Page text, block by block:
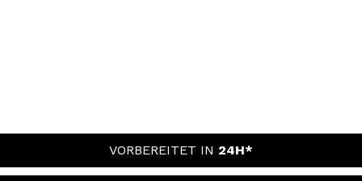
VORBEREITET IN 24H*